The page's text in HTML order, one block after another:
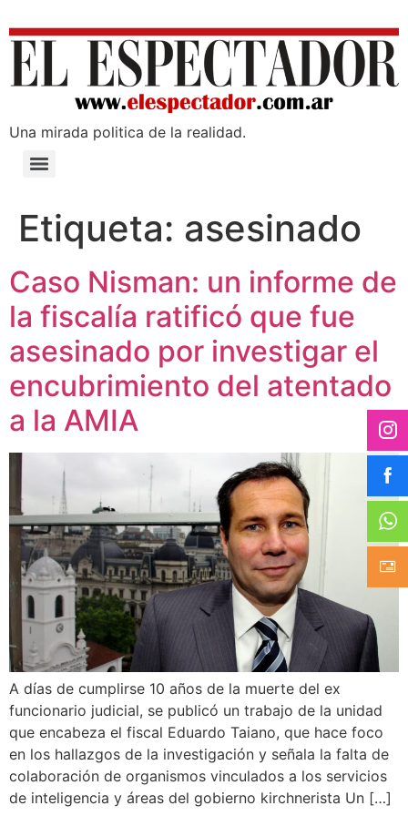
Una mirada poli­tica de la realidad.
Etiqueta: asesinado
Caso Nisman: un informe de
la fiscalía ratificó que fue
asesinado por investigar el
encubrimiento del atentado
a la AMIA
A días de cumplirse 10 años de la muerte del ex
funcionario judicial, se publicó un trabajo de la unidad
que encabeza el fiscal Eduardo Taiano, que hace foco
en los hallazgos de la investigación y señala la falta de
colaboración de organismos vinculados a los servicios
de inteligencia y áreas del gobierno kirchnerista Un […]